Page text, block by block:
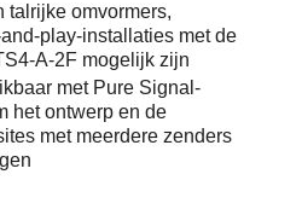
talrijke omvormers,
play-installaties met de
A-2F mogelijk zijn
met Pure Signal-
het ontwerp en de
met meerdere zenders